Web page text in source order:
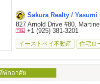
どの
家探しを始める前に、まずは
Sakura Realty / Yasumi
827 Arnold Drive #80,
+1 (925) 381-3201
イーストベイ不動産 住宅ロ
พักอาศัย